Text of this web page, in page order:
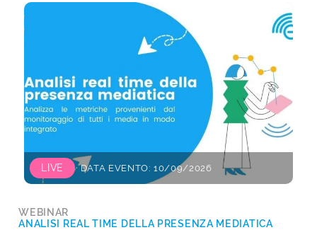
LIVE DATA EVENTO: 10/09/2026
WEBINAR
ANALISI REAL TIME DELLA PRESENZA MEDIATICA